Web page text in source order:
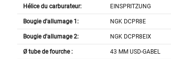
Hélice du carburateur: EINSPRITZUNG
Bougie d'allumage 1: NGK DCPR8E
Bougie d'allumage 2: NGK DCPR8EIX
Ø tube de fourche : 43 MM USD-GABEL